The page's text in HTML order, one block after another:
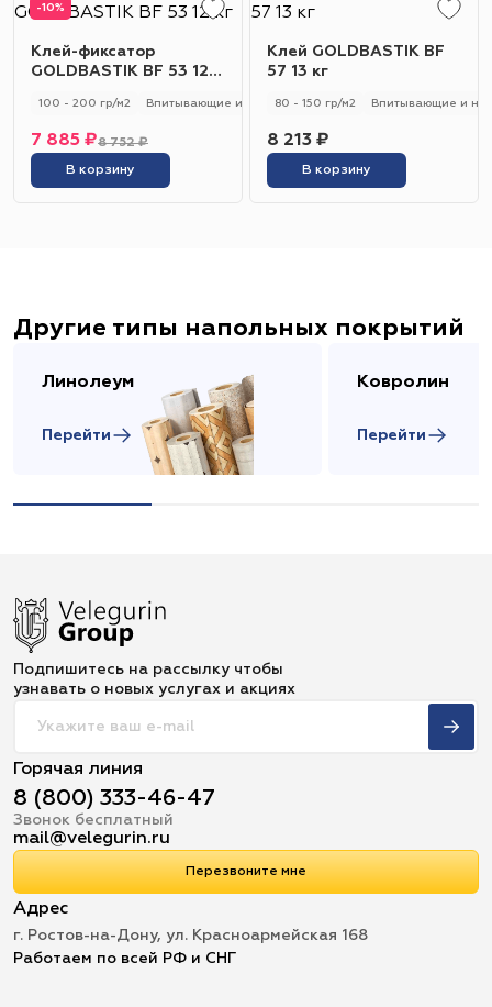
-10%
Клей-фиксатор
GOLDBASTIK BF 53 12
100 - 200 гр/м2 Впитывающие и не впитывающие Универсальный
8 752 ₽
7 885 ₽
В корзину
Клей GOLDBASTIK BF
57 13 кг
80 - 150 гр/м2 Впитывающие и не
8 213 ₽
В корзину
Другие типы напольных покрытий
Линолеум
Перейти
Ковролин
Перейти
Подпишитесь на рассылку чтобы
узнавать о новых услугах и акциях
Горячая линия
8 (800) 333-46-47
Звонок бесплатный
mail@velegurin.ru
Перезвоните мне
Адрес
г. Ростов-на-Дону, ул. Красноармейская 168
Работаем по всей РФ и СНГ